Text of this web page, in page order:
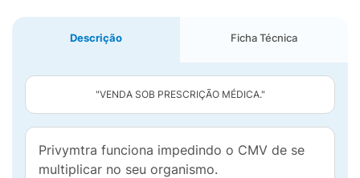
Descrição Ficha Técnica
"VENDA SOB PRESCRIÇÃO MÉDICA."
Privymtra funciona impedindo o CMV de se
multiplicar no seu organismo.